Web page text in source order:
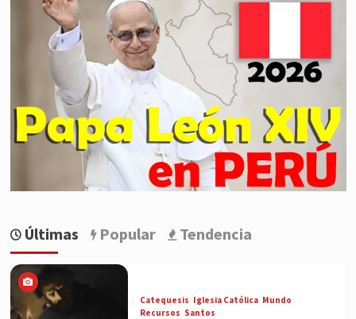
Últimas Popular Tendencia
Catequesis Iglesia Católica Mundo
Recursos Santos